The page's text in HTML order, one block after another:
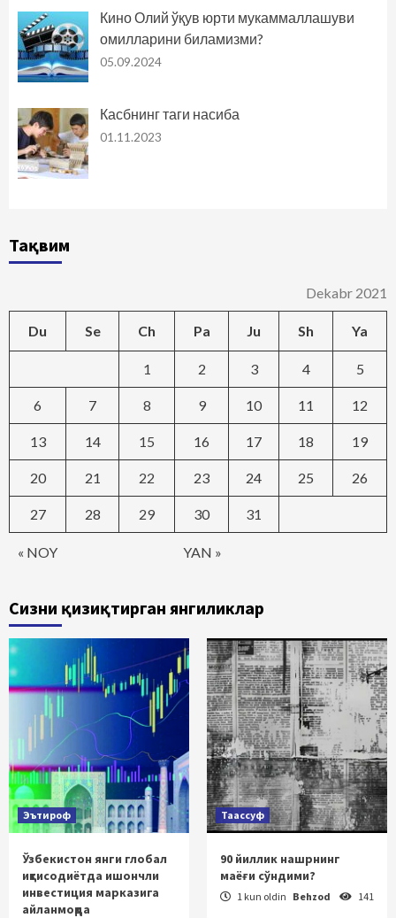
Кино Олий ўқув юрти мукаммаллашуви
омилларини биламизми?
05.09.2024
Касбнинг таги насиба
01.11.2023
Тақвим
Dekabr 2021
Du Se Ch Pa Ju Sh Ya
« NOY YAN »
1 2 3 4 5
6 7 8 9 10 11 12
13 14 15 16 17 18 19
20 21 22 23 24 25 26
27 28 29 30 31
Сизни қизиқтирган янгиликлар
Эътироф
Ўзбекистон янги глобал
иқтисодиётда ишончли
инвестиция марказига
айланмоқда
Таассуф
90 йиллик нашрнинг
маёғи сўндими?
1 kun oldin Behzod 141